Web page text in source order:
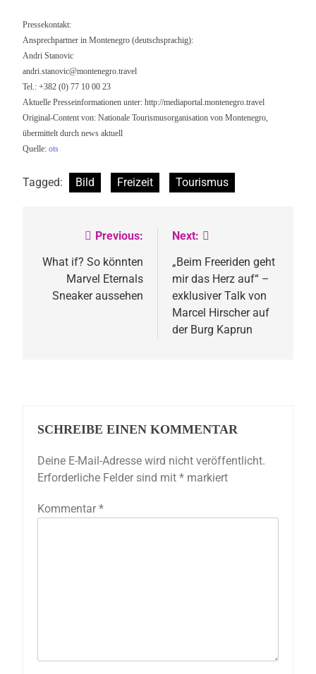
Pressekontakt:
Ansprechpartner in Montenegro (deutschsprachig):
Andri Stanovic
andri.stanovic@montenegro.travel
Tel.: +382 (0) 77 10 00 23
Aktuelle Presseinformationen unter: http://mediaportal.montenegro.travel
Original-Content von: Nationale Tourismusorganisation von Montenegro,
übermittelt durch news aktuell
Quelle: ots
Tagged: Bild Freizeit Tourismus
Beitragsnavigation
Previous:
What if? So könnten
Marvel Eternals
Sneaker aussehen
Next:
„Beim Freeriden geht
mir das Herz auf“ –
exklusiver Talk von
Marcel Hirscher auf
der Burg Kaprun
SCHREIBE EINEN KOMMENTAR
Deine E-Mail-Adresse wird nicht veröffentlicht.
Erforderliche Felder sind mit * markiert
Kommentar *